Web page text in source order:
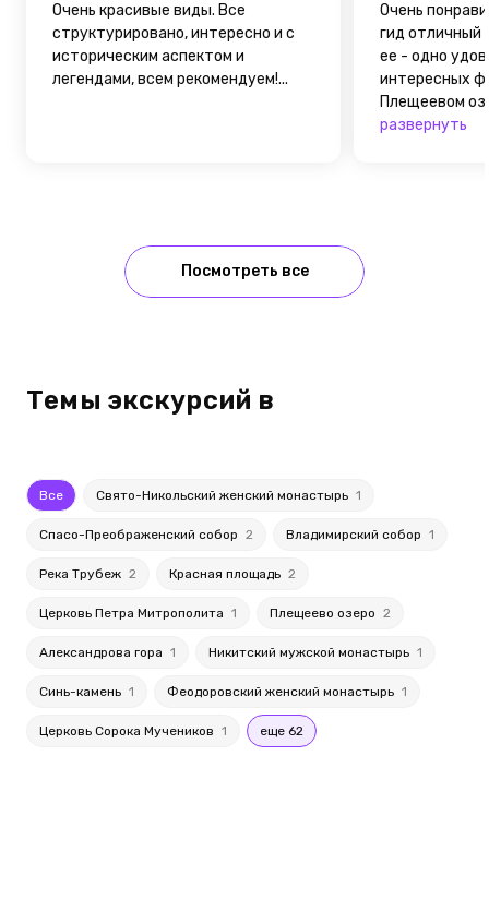
Очень красивые виды. Все
структурировано, интересно и с
историческим аспектом и
легендами, всем рекомендуем!...
Очень
гид отличный
ее - одно
интересных
Плещеевом
развернуть
Посмотреть все
Темы экскурсий в
Все Свято-Никольский женский монастырь 1
Спасо-Преображенский собор 2 Владимирский собор 1
Река Трубеж 2 Красная площадь 2
Церковь Петра Митрополита 1 Плещеево озеро 2
Александрова гора 1 Никитский мужской монастырь 1
Синь-камень 1 Феодоровский женский монастырь 1
Церковь Сорока Мучеников 1 еще 62